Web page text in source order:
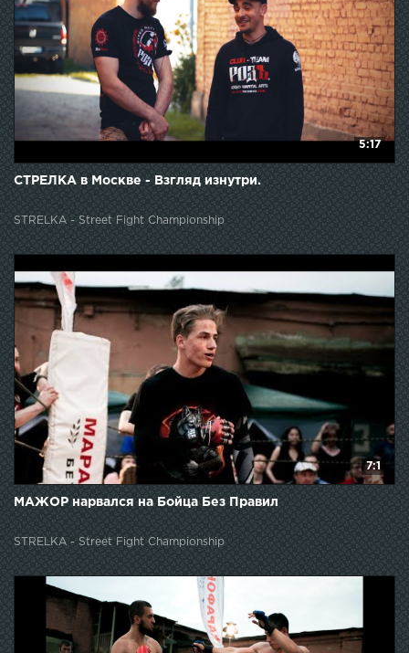
5:17
СТРЕЛКА в Москве - Взгляд изнутри.
STRELKA - Street Fight Championship
7:1
МАЖОР нарвался на Бойца Без Правил
STRELKA - Street Fight Championship